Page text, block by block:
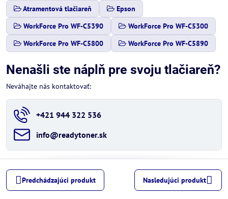
Atramentová tlačiareň
Epson
WorkForce Pro WF-C5390
WorkForce Pro WF-C5300
WorkForce Pro WF-C5800
WorkForce Pro WF-C5890
Nenašli ste náplň pre svoju tlačiareň?
Neváhajte nás kontaktovať:
+421 944 322 536
info​@readytoner​.sk
Predchádzajúci produkt Nasledujúci produkt